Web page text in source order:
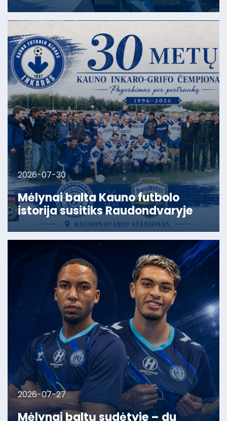
2026-07-30
Mėlynai balta Kauno futbolo
istorija susitiks Raudondvaryje
2026-07-27
Mėlynai baltų sudėtyje – du